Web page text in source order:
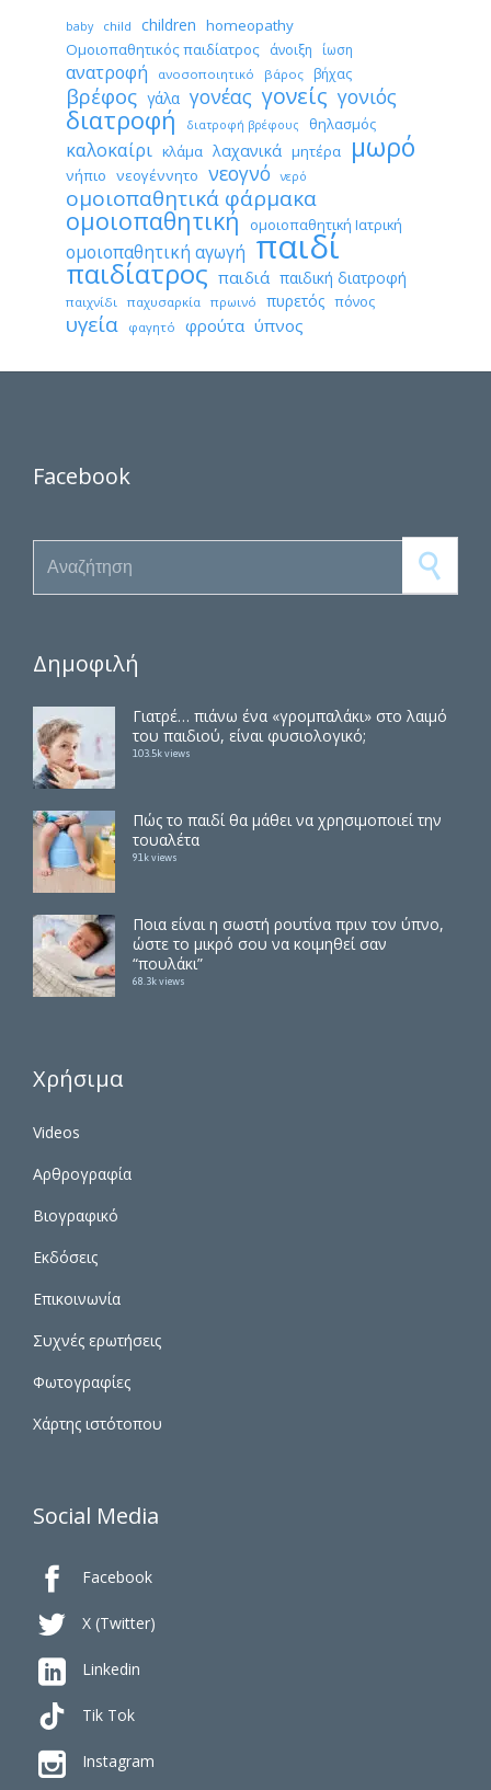
baby child children homeopathy
Ομοιοπαθητικός παιδίατρος άνοιξη ίωση
ανατροφή ανοσοποιητικό βάρος βήχας
βρέφος γάλα γονέας γονείς γονιός
διατροφή διατροφή βρέφους θηλασμός
καλοκαίρι κλάμα λαχανικά μητέρα μωρό
νήπιο νεογέννητο νεογνό νερό
ομοιοπαθητικά φάρμακα
ομοιοπαθητική ομοιοπαθητική Ιατρική
ομοιοπαθητική αγωγή παιδί
παιδίατρος παιδιά παιδική διατροφή
παιχνίδι παχυσαρκία πρωινό πυρετός πόνος
υγεία φαγητό φρούτα ύπνος
Facebook
Search for:
Δημοφιλή
Γιατρέ… πιάνω ένα «γρομπαλάκι» στο λαιμό
του παιδιού, είναι φυσιολογικό;
103.5k views
Πώς το παιδί θα μάθει να χρησιμοποιεί την
τουαλέτα
91k views
Ποια είναι η σωστή ρουτίνα πριν τον ύπνο,
ώστε το μικρό σου να κοιμηθεί σαν
“πουλάκι”
68.3k views
Χρήσιμα
Videos
Αρθρογραφία
Βιογραφικό
Εκδόσεις
Επικοινωνία
Συχνές ερωτήσεις
Φωτογραφίες
Χάρτης ιστότοπου
Social Media
 Facebook
 X (Twitter)
 Linkedin
Tik Tok
 Instagram